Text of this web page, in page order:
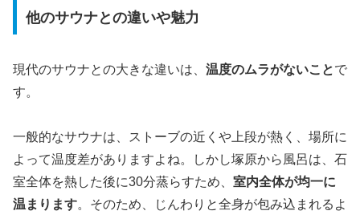
他のサウナとの違いや魅力
現代のサウナとの大きな違いは、 温度のムラがないことで
す。
一般的なサウナは、ストーブの近くや上段が熱く、場所に
よって温度差がありますよね。しかし塚原から風呂は、石
室全体を熱した後に30分蒸らすため、 室内全体が均一に
温まります。そのため、じんわりと全身が包み込まれるよ